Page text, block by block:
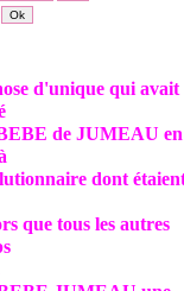
d'unique qui avait
de JUMEAU en
dont
que tous les autres